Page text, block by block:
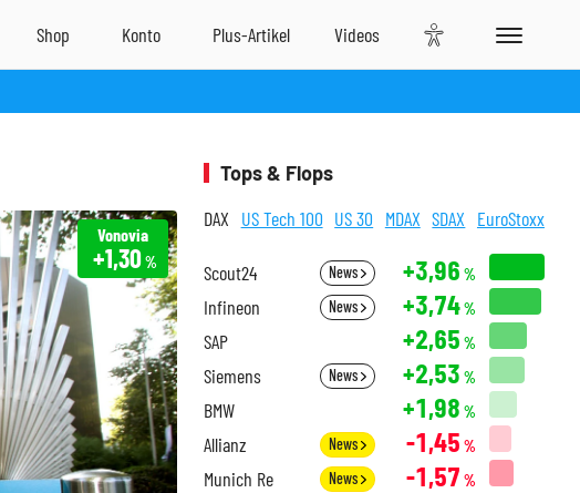
Vonovia
+1,30%
Tops & Flops
DAX US Tech 100 US 30 MDAX SDAX EuroStoxx
Scout24 News +3,96 %
Infineon News +3,74%
SAP +2,65 %
Siemens News +2,53 %
BMW +1,98 %
Allianz News -1,45 %
Munich Re News -1,57 %